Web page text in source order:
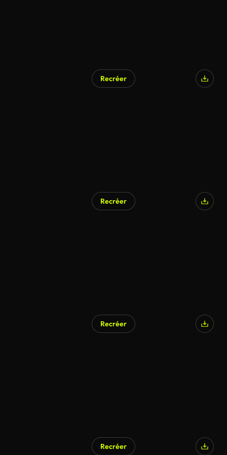
Recréer
Recréer
Recréer
Recréer